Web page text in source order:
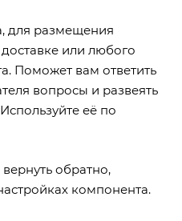
для размещения
или любого
Поможет вам ответить
вопросы и развеять
её по
обратно,
компонента.